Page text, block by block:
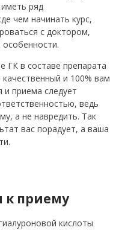
ряд
чем начинать курс,
с доктором,
ГК в составе препарата
и 100% вам
приема следует
ведь
а не навредить. Так
вас порадует, а ваша
к приему
кислоты